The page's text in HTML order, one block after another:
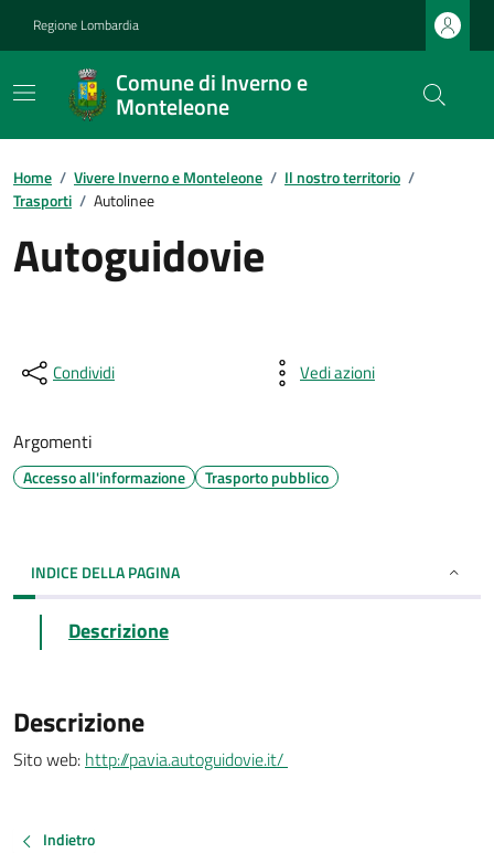
Regione Lombardia
Comune di Inverno e
Monteleone
Home / Vivere Inverno e Monteleone / Il nostro territorio /
Trasporti / Autolinee
Autoguidovie
Condividi Vedi azioni
Argomenti
Accesso all'informazione Trasporto pubblico
INDICE DELLA PAGINA
Descrizione
Descrizione
Sito web: http://pavia.autoguidovie.it/
Indietro